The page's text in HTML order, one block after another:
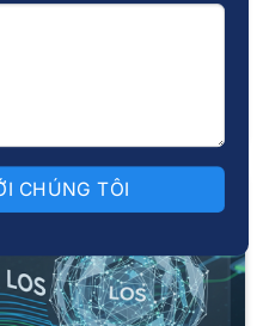
duyệt khoản vay như